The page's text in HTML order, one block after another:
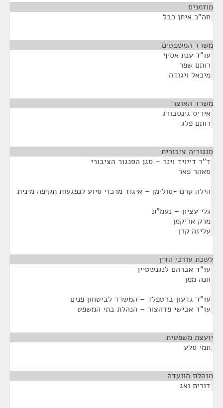
מוזמנים
חה"כ איתן כבל
משרד המשפטים
עו"ד ענת אסיף
רותם שפר
מיכאל ויגודה
משרד האוצר
איריס גינסבורג
רותם פלג
סנגוריה ציבורית
ד"ר דייויד וינר – סגן הסנגור הציבורי
סאהר פאר
הילה קרנר-סולימן – איגוד מרכזי סיוע לנפגעות תקיפה מינית
גלי עציון – נעמ"ת
מרק אריקמן
עליזה קרן
לשכת עורכי הדין
עו"ד אברהם לנגנשטיין
חנה ממן
עו"ד גדעון ברטפלד – המשרד לביטחון פנים
עו"ד אבישי פדהצור – הנהלת בתי המשפט
יועצת משפטית
תמי סלע
מנהלת הוועדה
דורית ואג